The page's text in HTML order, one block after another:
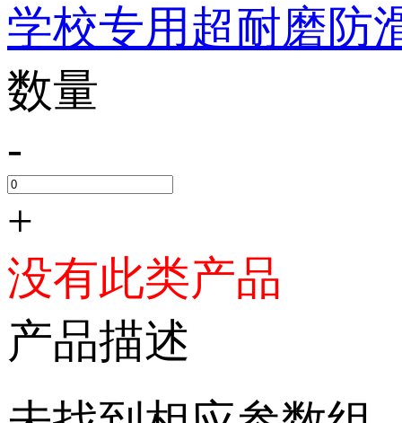
学校专用超耐磨防
数量
-
+
没有此类产品
产品描述